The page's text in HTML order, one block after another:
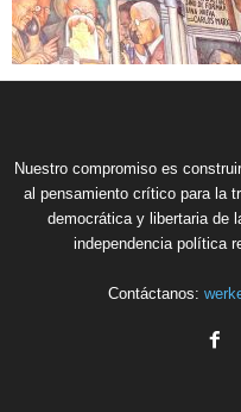
Nuestro compromiso es
al pensamiento crítico para la
democrática y libertaria de
independencia política
Contáctanos: